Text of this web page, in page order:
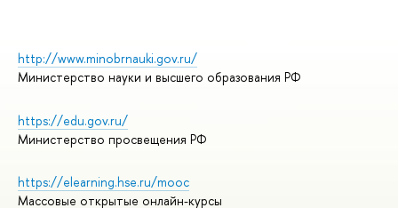
http://www.minobrnauki.gov.ru/
Министерство науки и высшего образования РФ
https://edu.gov.ru/
Министерство просвещения РФ
https://elearning.hse.ru/mooc
Массовые открытые онлайн-курсы